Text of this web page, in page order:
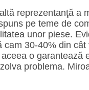
reprezentanţă a
pe teme de
unor piese.
cam 30-40% din
o garantează
problema.